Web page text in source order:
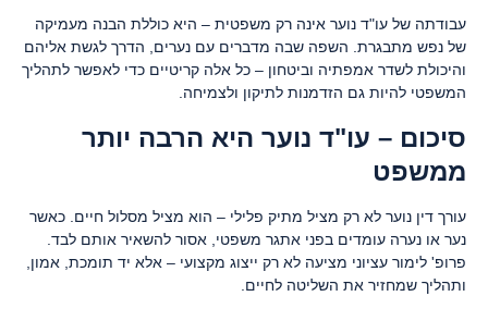
עבודתה של עו"ד נוער אינה רק משפטית – היא כוללת הבנה מעמיקה
של נפש מתבגרת. השפה שבה מדברים עם נערים, הדרך לגשת אליהם
והיכולת לשדר אמפתיה וביטחון – כל אלה קריטיים כדי לאפשר לתהליך
המשפטי להיות גם הזדמנות לתיקון ולצמיחה.
סיכום – עו"ד נוער היא הרבה יותר
ממשפט
עורך דין נוער לא רק מציל מתיק פלילי – הוא מציל מסלול חיים. כאשר
נער או נערה עומדים בפני אתגר משפטי, אסור להשאיר אותם לבד.
פרופ' לימור עציוני מציעה לא רק ייצוג מקצועי – אלא יד תומכת, אמון,
ותהליך שמחזיר את השליטה לחיים.